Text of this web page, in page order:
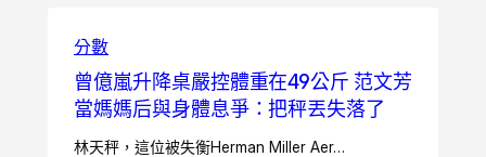
分數
曾億嵐升降桌嚴控體重在49公斤 范文芳
當媽媽后與身體息爭：把秤丟失落了
林天秤，這位被失衡Herman Miller Aer…